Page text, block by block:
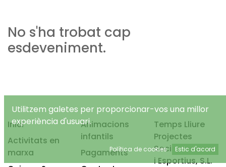
No s'ha trobat cap
esdeveniment.
Inici
Activitats en
marxa
Animacions
infantils
Pagaments
Temps Lliure
Projectes
Socioeducatius
i Esportius, S.L.
Utilitzem galetes per proporcionar-vos una millor
experiència d'usuari.
Política de cookies Estic d'acord